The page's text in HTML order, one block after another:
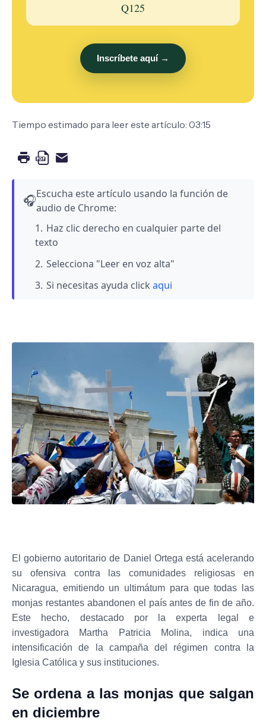
Q125
Inscríbete aquí →
Tiempo estimado para leer este artículo: 03:15
🎧Escucha este artículo usando la función de
audio de Chrome:
Haz clic derecho en cualquier parte del
texto
Selecciona "Leer en voz alta"
Si necesitas ayuda click aqui
El gobierno autoritario de Daniel Ortega está acelerando
su ofensiva contra las comunidades religiosas en
Nicaragua, emitiendo un ultimátum para que todas las
monjas restantes abandonen el país antes de fin de año.
Este hecho, destacado por la experta legal e
investigadora Martha Patricia Molina, indica una
intensificación de la campaña del régimen contra la
Iglesia Católica y sus instituciones.
Se ordena a las monjas que salgan
en diciembre